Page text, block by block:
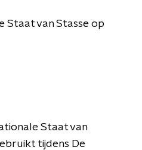
Staat van Stasse op
Staat van
tijdens De